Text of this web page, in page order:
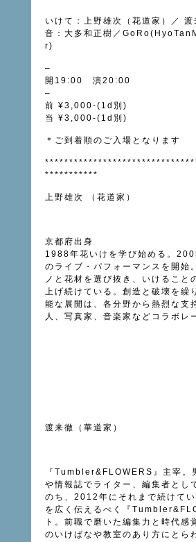
いけて：上野雄次（花道家）／ 渡
音：大多和正樹／
r)
–
開19:00 演20:00
–
前 ¥3,000-(1d別)
当 ¥3,000-(1d別)
＊ご到着順のご入場となります
***********
上野雄次 （花道家）
京都府出身
1988年花いけを学び始める。
のライブ・パフォーマンスを開始
ノと花材を選び抜き、いけること
上げ続けている。創造と破壊を繰
能な展開は、各分野から熱烈な支
人、写真家、音楽家などコラボレ
渡来徹（華道家）
『Tumbler&FLOWERS』主宰。
や情報誌でライター、編集者とし
のち、2012年にそれまで続けて
を広く伝えるべく『
ト。前職で磨いた編集力と時代感
のいけばなや教室のあり方にとら